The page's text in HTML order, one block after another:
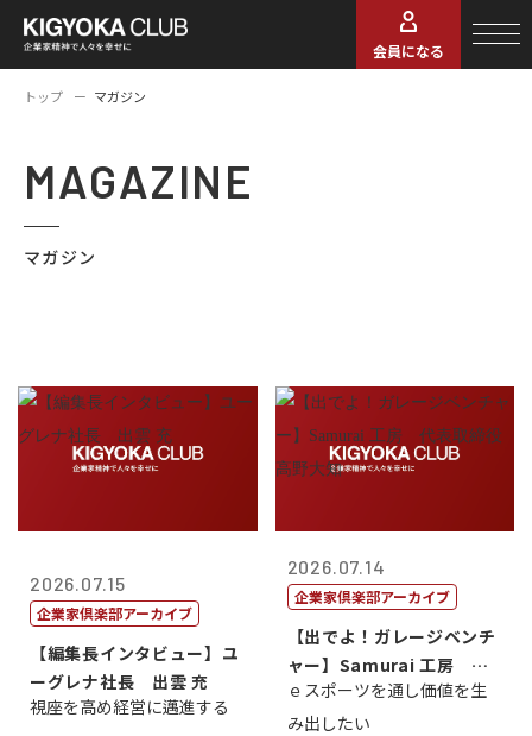
会員になる
トップ マガジン
MAGAZINE
マガジン
2026.07.15
企業家倶楽部アーカイブ
【編集長インタビュー】ユ
ーグレナ社長 出雲 充
視座を高め経営に邁進する
2026.07.14
企業家倶楽部アーカイブ
【出でよ！ガレージベンチ
ャー】Samurai 工房 代
表取締...
ｅスポーツを通し価値を生
み出したい